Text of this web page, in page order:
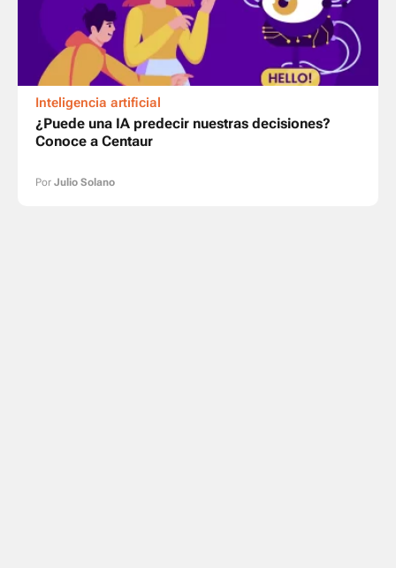
Inteligencia artificial
¿Puede una IA predecir nuestras decisiones?
Conoce a Centaur
Por Julio Solano